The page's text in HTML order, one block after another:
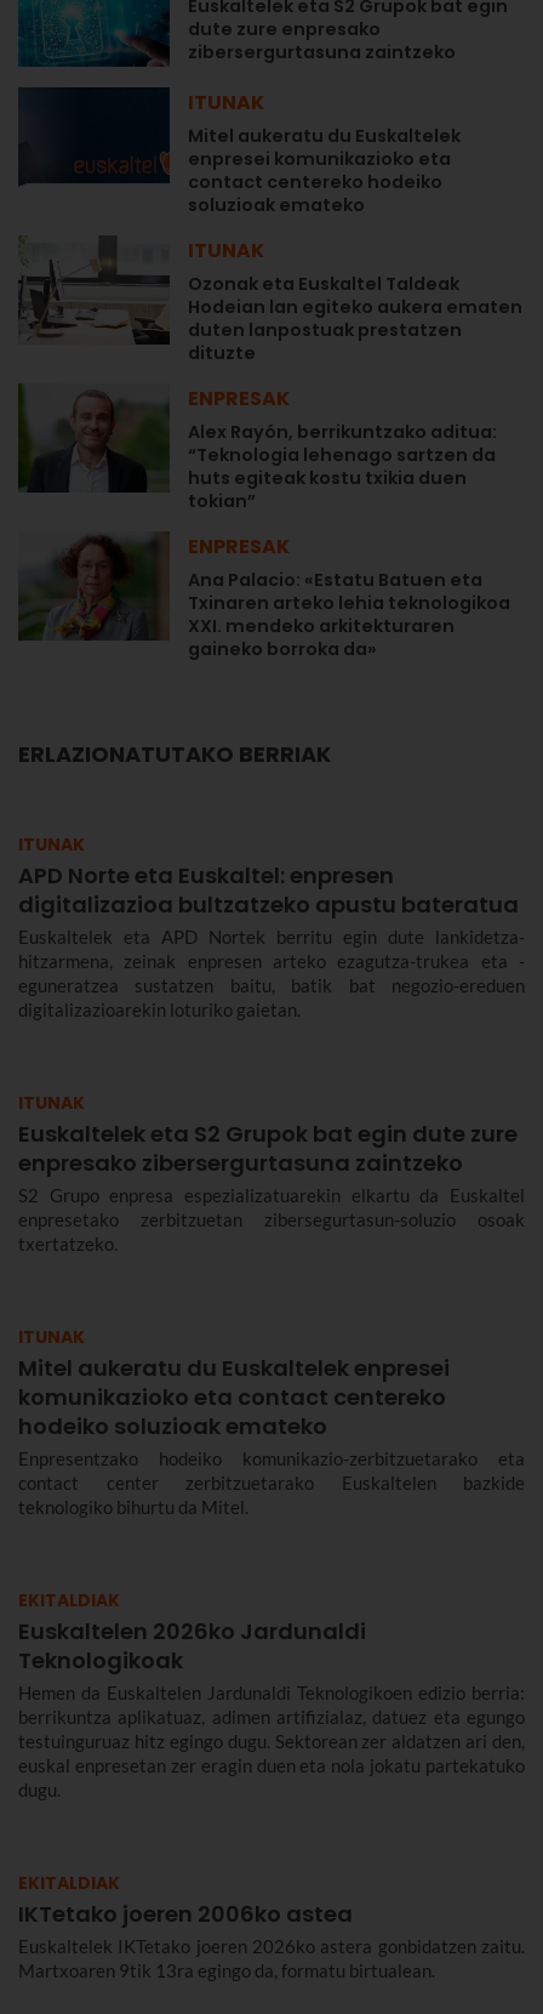
Euskaltelek eta S2 Grupok bat egin
dute zure enpresako
zibersergurtasuna zaintzeko
ITUNAK
Mitel aukeratu du Euskaltelek
enpresei komunikazioko eta
contact centereko hodeiko
soluzioak emateko
ITUNAK
Ozonak eta Euskaltel Taldeak
Hodeian lan egiteko aukera ematen
duten lanpostuak prestatzen
dituzte
ENPRESAK
Alex Rayón, berrikuntzako aditua:
“Teknologia lehenago sartzen da
huts egiteak kostu txikia duen
tokian”
ENPRESAK
Ana Palacio: «Estatu Batuen eta
Txinaren arteko lehia teknologikoa
XXI. mendeko arkitekturaren
gaineko borroka da»
ERLAZIONATUTAKO BERRIAK
ITUNAK
APD Norte eta Euskaltel: enpresen
digitalizazioa bultzatzeko apustu bateratua
Euskaltelek eta APD Nortek berritu egin dute lankidetza-
hitzarmena, zeinak enpresen arteko ezagutza-trukea eta -
eguneratzea sustatzen baitu, batik bat negozio-ereduen
digitalizazioarekin loturiko gaietan.
ITUNAK
Euskaltelek eta S2 Grupok bat egin dute zure
enpresako zibersergurtasuna zaintzeko
S2 Grupo enpresa espezializatuarekin elkartu da Euskaltel
enpresetako zerbitzuetan zibersegurtasun-soluzio osoak
txertatzeko.
ITUNAK
Mitel aukeratu du Euskaltelek enpresei
komunikazioko eta contact centereko
hodeiko soluzioak emateko
Enpresentzako hodeiko komunikazio-zerbitzuetarako eta
contact center zerbitzuetarako Euskaltelen bazkide
teknologiko bihurtu da Mitel.
EKITALDIAK
Euskaltelen 2026ko Jardunaldi
Teknologikoak
Hemen da Euskaltelen Jardunaldi Teknologikoen edizio berria:
berrikuntza aplikatuaz, adimen artifizialaz, datuez eta egungo
testuinguruaz hitz egingo dugu. Sektorean zer aldatzen ari den,
euskal enpresetan zer eragin duen eta nola jokatu partekatuko
dugu.
EKITALDIAK
IKTetako joeren 2006ko astea
Euskaltelek IKTetako joeren 2026ko astera gonbidatzen zaitu.
Martxoaren 9tik 13ra egingo da, formatu birtualean.